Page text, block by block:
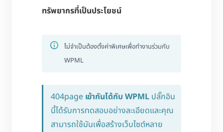
ทรัพยากรที่เป็นประโยชน์
ไม่จำเป็นต้องตั้งค่าพิเศษเพื่อทำงานร่วมกับ
WPML
404page เข้ากันได้กับ WPML ปลั๊กอิน
นี้ได้รับการทดสอบอย่างละเอียดและคุณ
สามารถใช้มันเพื่อสร้างเว็บไซต์หลาย